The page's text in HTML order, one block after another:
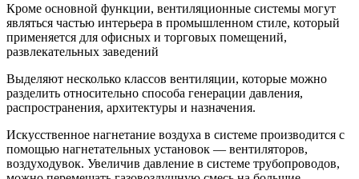
Кроме основной функции, вентиляционные системы могут
являться частью интерьера в промышленном стиле, который
применяется для офисных и торговых помещений,
развлекательных заведений
Выделяют несколько классов вентиляции, которые можно
разделить относительно способа генерации давления,
распространения, архитектуры и назначения.
Искусственное нагнетание воздуха в системе производится с
помощью нагнетательных установок — вентиляторов,
воздуходувок. Увеличив давление в системе трубопроводов,